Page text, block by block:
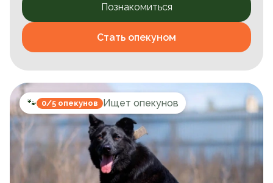
Познакомиться
Стать опекуном
🐾 0/5 опекунов Ищет опекунов